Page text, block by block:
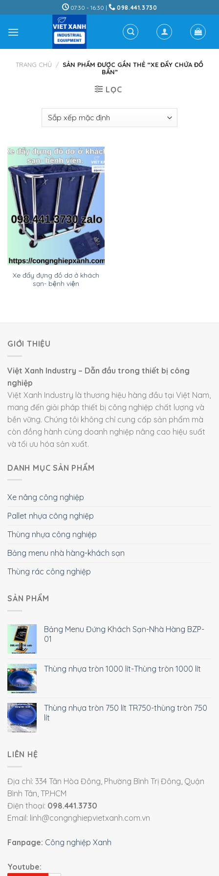
to
content
07:30 - 16:30 | 098.441.3730
TRANG CHỦ / SẢN PHẨM ĐƯỢC GẮN THẺ “XE ĐẨY CHỨA ĐỒ
BẨN”
LỌC
Xe đẩy đựng đồ dơ ở khách
sạn- bệnh viện
GIỚI THIỆU
Việt Xanh Industry – Dẫn đầu trong thiết bị công
nghiệp
Việt Xanh Industry là thương hiệu hàng đầu tại Việt Nam,
mang đến giải pháp thiết bị công nghiệp chất lượng và
bền vững. Chúng tôi không chỉ cung cấp sản phẩm mà
còn đồng hành cùng doanh nghiệp nâng cao hiệu suất
và tối ưu hóa sản xuất.
DANH MỤC SẢN PHẨM
Xe nâng công nghiệp
Pallet nhựa công nghiệp
Thùng nhựa công nghiệp
Bảng menu nhà hàng-khách sạn
Thùng rác công nghiệp
SẢN PHẨM
Bảng Menu Đứng Khách Sạn-Nhà Hàng BZP-
01
Thùng nhựa tròn 1000 lít-Thùng tròn 1000 lít
Thùng nhựa tròn 750 lít TR750-thùng tròn 750
lít
LIÊN HỆ
Địa chỉ: 334 Tân Hòa Đông, Phường Bình Trị Đông, Quận
Bình Tân, TP.HCM
Điện thoại: 098.441.3730
Email: linh@congnghiepvietxanh.com.vn
Fanpage: Công nghiệp Xanh
Youtube: